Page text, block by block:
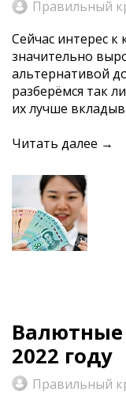
Правильный
Cейчас интерес
значительно
альтернативой
разберёмся так
их лучше
Читать далее →
Валютные
2022 году
Правильный